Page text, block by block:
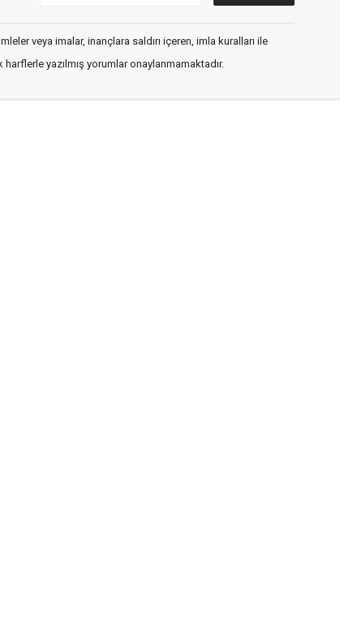
veya imalar, inançlara saldırı içeren, imla kuralları ile
yazılmış yorumlar onaylanmamaktadır.